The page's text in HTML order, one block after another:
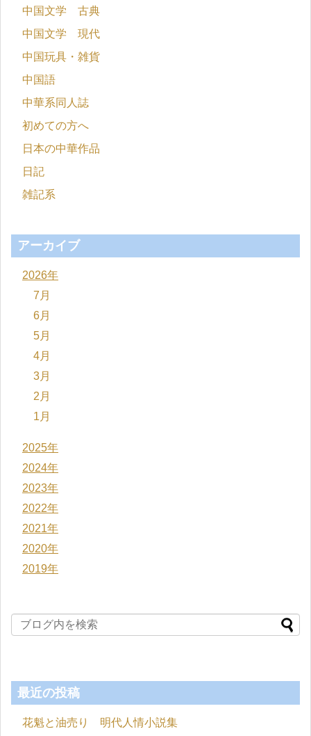
中国文学 古典
中国文学 現代
中国玩具・雑貨
中国語
中華系同人誌
初めての方へ
日本の中華作品
日記
雑記系
アーカイブ
2026年
7月
6月
5月
4月
3月
2月
1月
2025年
2024年
2023年
2022年
2021年
2020年
2019年
最近の投稿
花魁と油売り 明代人情小説集